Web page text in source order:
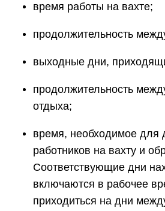
время работы на вахте;
продолжительность
выходные дни,
продолжительность
отдыха;
время, необходимое для
работников на вахту и
Соответствующие дни
включаются в рабочее
приходиться на дни